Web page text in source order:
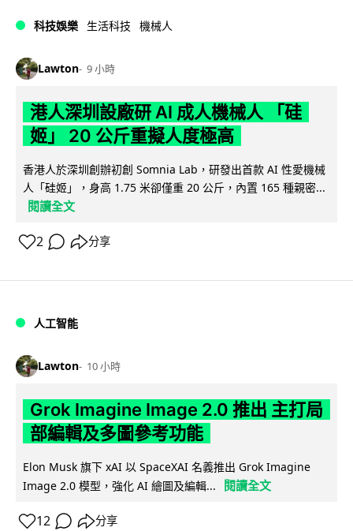
科技娛樂 生活科技 機械人
Lawton 9 小時
港人深圳設廠研 AI 成人機械人 「硅
姬」 20 公斤重擬人度極高
香港人於深圳創辦初創 Somnia Lab，研發出首款 AI 性愛機械
人「硅姬」，身高 1.75 米卻僅重 20 公斤，內置 165 種親密...
閱讀全文
2 分享
人工智能
Lawton 10 小時
Grok Imagine Image 2.0 推出 主打局
部編輯及多圖參考功能
Elon Musk 旗下 xAI 以 SpaceXAI 名義推出 Grok Imagine
Image 2.0 模型，強化 AI 繪圖及編輯...
閱讀全文
12 分享